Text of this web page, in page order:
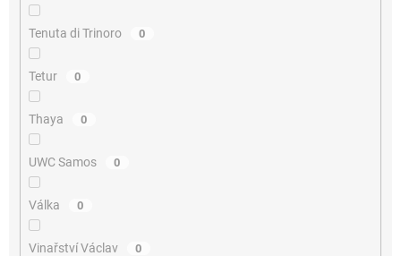
Tenuta di Trinoro 0
Tetur 0
Thaya 0
UWC Samos 0
Válka 0
Vinařství Václav 0